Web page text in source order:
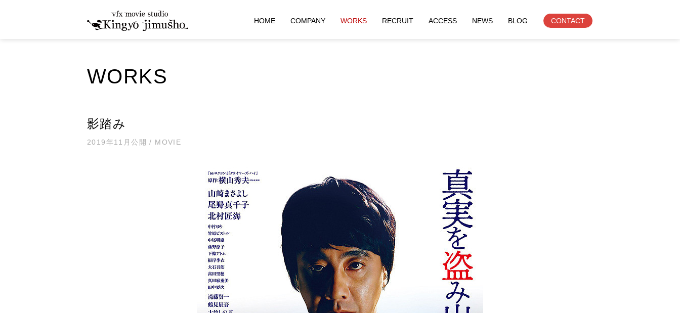
HOME COMPANY WORKS RECRUIT ACCESS NEWS BLOG CONTACT
WORKS
影踏み
2019年11月公開 / MOVIE